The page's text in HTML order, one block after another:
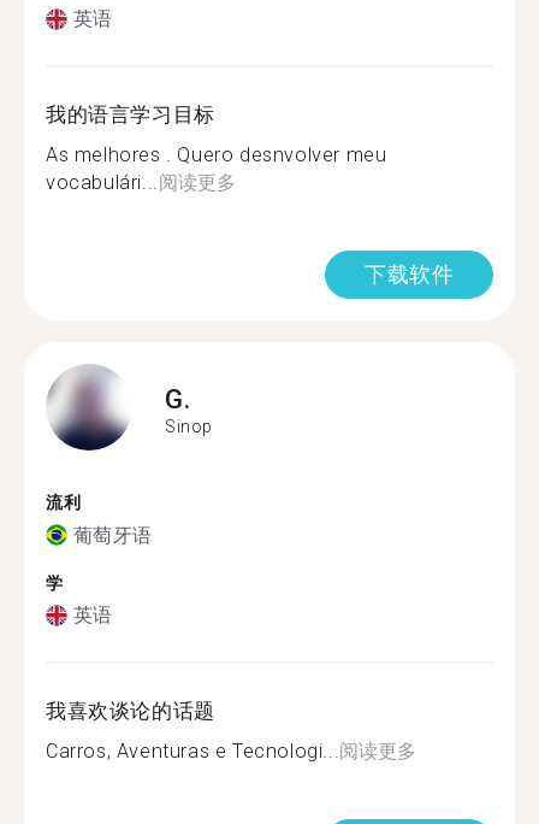
英语
我的语言学习目标
As melhores . Quero desnvolver meu
vocabulári...阅读更多
下载软件
G.
Sinop
流利
葡萄牙语
学
英语
我喜欢谈论的话题
Carros, Aventuras e Tecnologi...阅读更多